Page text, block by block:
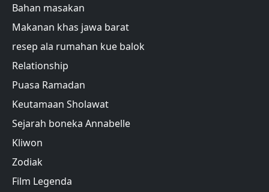
Bahan masakan
Makanan khas jawa barat
resep ala rumahan kue balok
Relationship
Puasa Ramadan
Keutamaan Sholawat
Sejarah boneka Annabelle
Kliwon
Zodiak
Film Legenda